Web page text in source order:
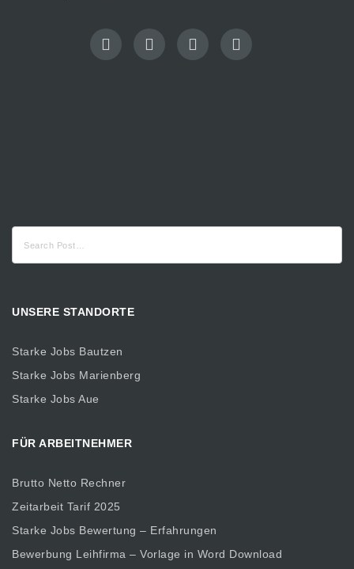
nach:
UNSERE STANDORTE
Starke Jobs Bautzen
Starke Jobs Marienberg
Starke Jobs Aue
FÜR ARBEITNEHMER
Brutto Netto Rechner
Zeitarbeit Tarif 2025
Starke Jobs Bewertung – Erfahrungen
Bewerbung Leihfirma – Vorlage in Word Download